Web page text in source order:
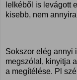
lelkéből is levágott
kisebb, nem
Sokszor elég annyi
megszólal, kinyitja
a megítélése. Pl